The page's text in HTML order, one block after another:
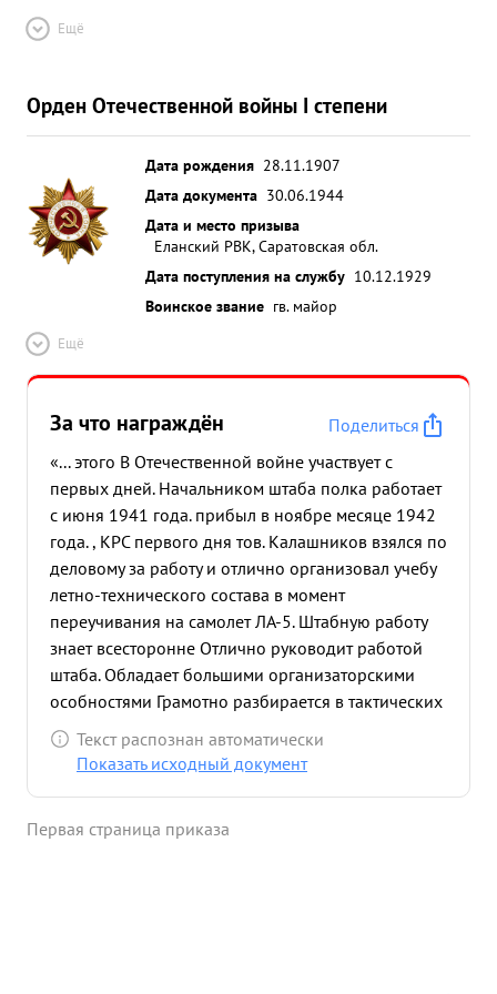
боях летчиками полка сбито 20 самолетов
нацеливать личный состав части на любую
поставленную боевую задачу вышестоящими
Ещё
Орден Отечественной войны I степени
Дата рождения 28.11.1907
Дата документа 30.06.1944
Дата и место призыва
Еланский РВК, Саратовская обл.
Дата поступления на службу 10.12.1929
Воинское звание гв. майор
Ещё
За что награждён
Поделиться
«... этого В Отечественной войне участвует с
первых дней. Начальником штаба полка работает
с июня 1941 года. прибыл в ноябре месяце 1942
года. , КРС первого дня тов. Калашников взялся по
деловому за работу и отлично организовал учебу
летно-технического состава в момент
переучивания на самолет ЛА-5. Штабную работу
знает всесторонне Отлично руководит работой
штаба. Обладает большими организаторскими
особностями Грамотно разбирается в тактических
вопросах Имеет большой теоретический уровень
и практический опыт Умело проводит занятия и
оперативно- боевой работы полка. боевые успехи
Текст распознан автоматически
Показать исходный документ
Первая страница приказа